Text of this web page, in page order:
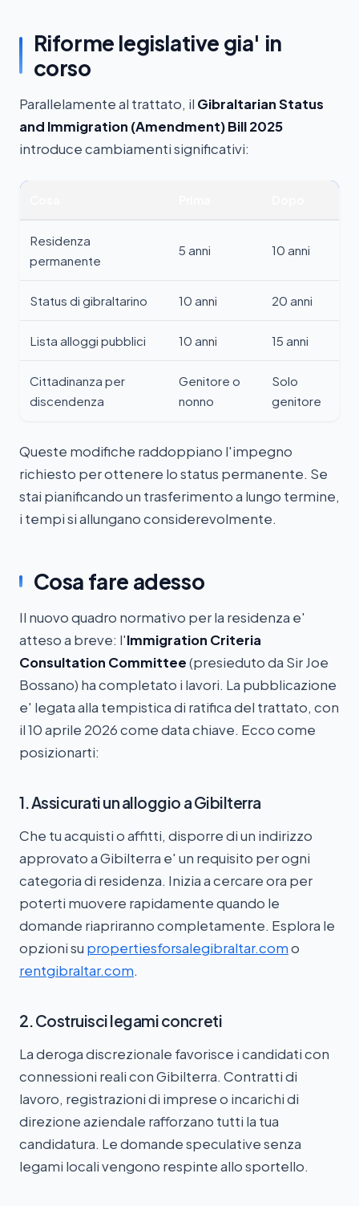
Riforme legislative gia' in
corso
Parallelamente al trattato, il Gibraltarian Status
and Immigration (Amendment) Bill 2025
introduce cambiamenti significativi:
Residenza
permanente
5 anni 10 anni
Status di gibraltarino 10 anni 20 anni
Lista alloggi pubblici 10 anni 15 anni
Cittadinanza per
discendenza
Genitore o
nonno
Solo
genitore
Queste modifiche raddoppiano l'impegno
richiesto per ottenere lo status permanente. Se
stai pianificando un trasferimento a lungo termine,
i tempi si allungano considerevolmente.
Cosa fare adesso
Il nuovo quadro normativo per la residenza e'
atteso a breve: l'Immigration Criteria
Consultation Committee(presieduto da Sir Joe
Bossano) ha completato i lavori. La pubblicazione
e' legata alla tempistica di ratifica del trattato, con
il 10 aprile 2026 come data chiave. Ecco come
posizionarti:
1. Assicurati un alloggio a Gibilterra
Che tu acquisti o affitti, disporre di un indirizzo
approvato a Gibilterra e' un requisito per ogni
categoria di residenza. Inizia a cercare ora per
poterti muovere rapidamente quando le
domande riapriranno completamente. Esplora le
opzioni su propertiesforsalegibraltar.como
rentgibraltar.com.
2. Costruisci legami concreti
La deroga discrezionale favorisce i candidati con
connessioni reali con Gibilterra. Contratti di
lavoro, registrazioni di imprese o incarichi di
direzione aziendale rafforzano tutti la tua
candidatura. Le domande speculative senza
legami locali vengono respinte allo sportello.